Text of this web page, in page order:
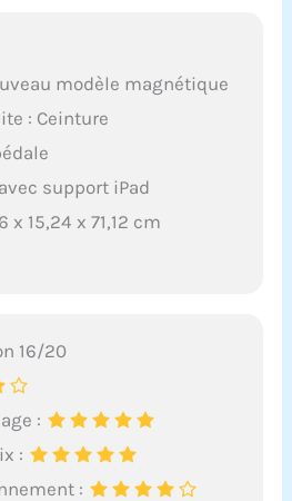
modèle magnétique
: Ceinture
support iPad
15,24 x 71,12 cm
16/20
:
:
: